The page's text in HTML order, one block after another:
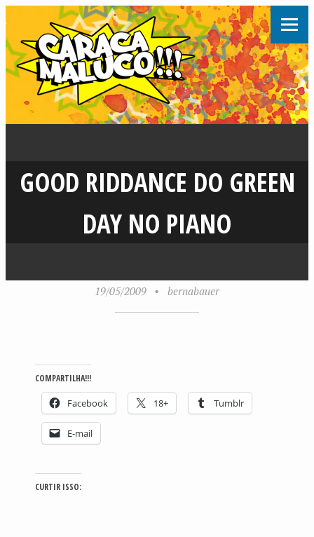
GOOD RIDDANCE DO GREEN
DAY NO PIANO
19/05/2009 • bernabauer
COMPARTILHA!!!
Facebook 18+ Tumblr
E-mail
CURTIR ISSO: